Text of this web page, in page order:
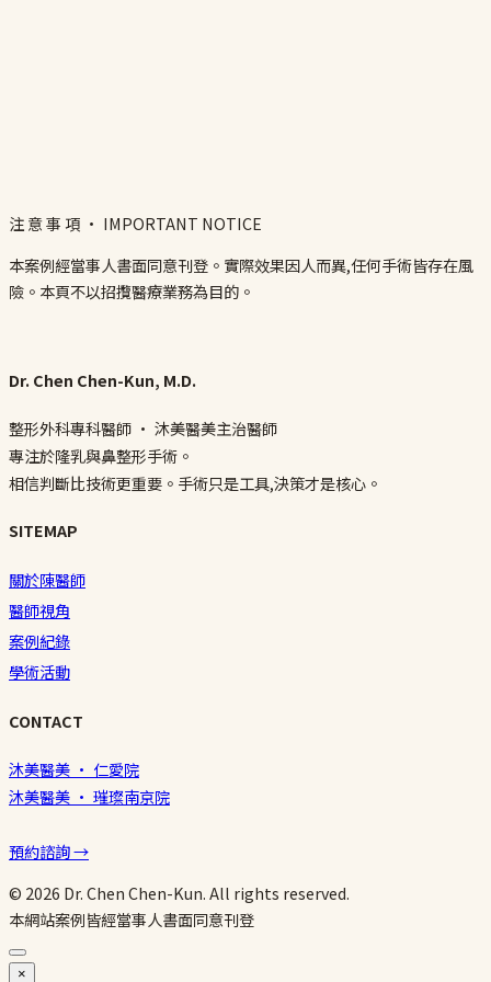
注 意 事 項 · IMPORTANT NOTICE
本案例經當事人書面同意刊登。實際效果因人而異,任何手術皆存在風
險。本頁不以招攬醫療業務為目的。
Dr. Chen Chen-Kun, M.D.
整形外科專科醫師 · 沐美醫美主治醫師
專注於隆乳與鼻整形手術。
相信判斷比技術更重要。手術只是工具,決策才是核心。
SITEMAP
關於陳醫師
醫師視角
案例紀錄
學術活動
CONTACT
沐美醫美 · 仁愛院
沐美醫美 · 璀璨南京院
預約諮詢 →
© 2026 Dr. Chen Chen-Kun. All rights reserved.
本網站案例皆經當事人書面同意刊登
×